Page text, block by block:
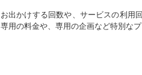
お出かけする回数や、サービスの利用
専用の料金や、専用の企画など特別な